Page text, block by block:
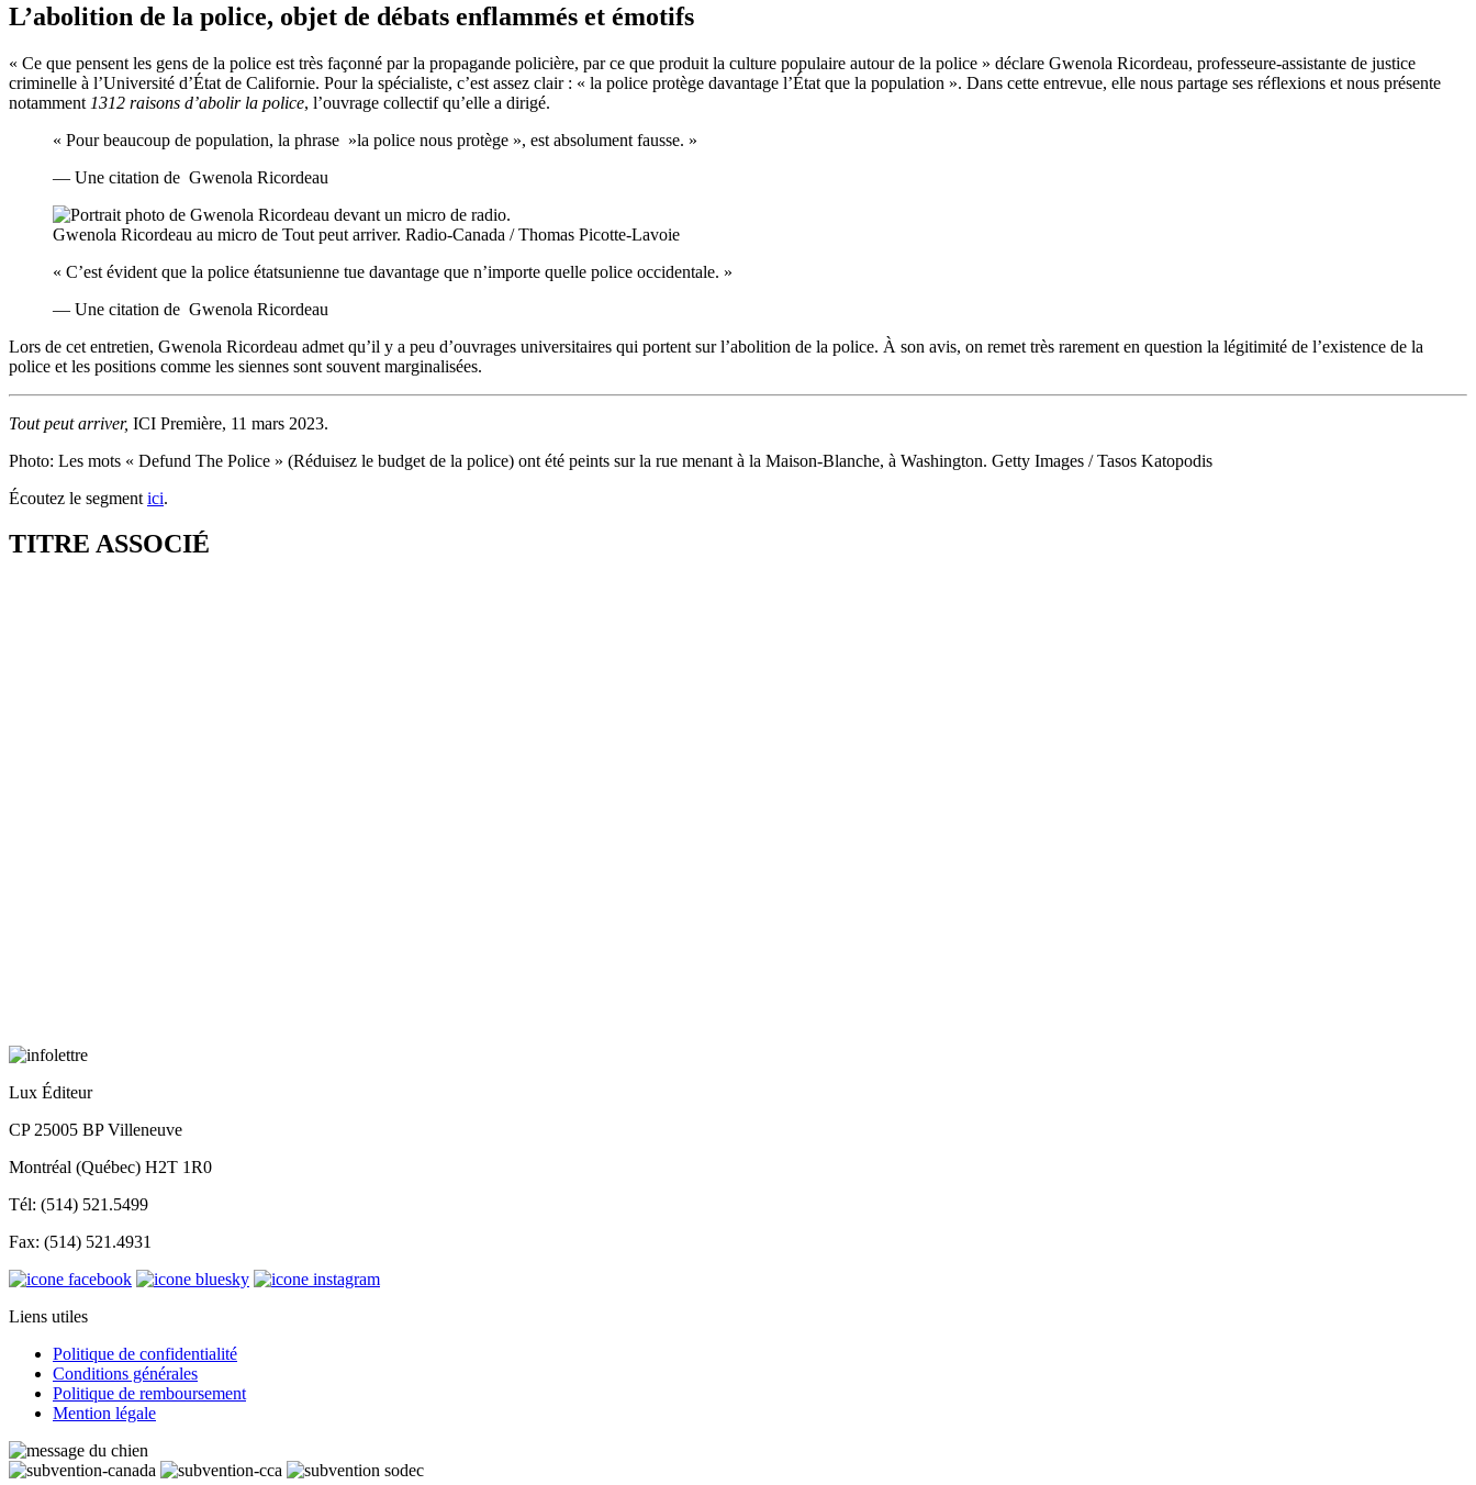
L’abolition de la police, objet de débats enflammés et émotifs
« Ce que pensent les gens de la police est très façonné par la propagande policière, par ce que produit la culture populaire autour de la police » déclare Gwenola Ricordeau, professeure-assistante de justice
criminelle à l’Université d’État de Californie. Pour la spécialiste, c’est assez clair : « la police protège davantage l’État que la population ». Dans cette entrevue, elle nous partage ses réflexions et nous présente
notamment 1312 raisons d’abolir la police, l’ouvrage collectif qu’elle a dirigé.
« Pour beaucoup de population, la phrase »la police nous protège », est absolument fausse. »
— Une citation de Gwenola Ricordeau
Gwenola Ricordeau au micro de Tout peut arriver. Radio-Canada / Thomas Picotte-Lavoie
« C’est évident que la police étatsunienne tue davantage que n’importe quelle police occidentale. »
— Une citation de Gwenola Ricordeau
Lors de cet entretien, Gwenola Ricordeau admet qu’il y a peu d’ouvrages universitaires qui portent sur l’abolition de la police. À son avis, on remet très rarement en question la légitimité de l’existence de la
police et les positions comme les siennes sont souvent marginalisées.
Tout peut arriver, ICI Première, 11 mars 2023.
Photo: Les mots « Defund The Police » (Réduisez le budget de la police) ont été peints sur la rue menant à la Maison-Blanche, à Washington. Getty Images / Tasos Katopodis
Écoutez le segment ici.
TITRE ASSOCIÉ
Lux Éditeur
CP 25005 BP Villeneuve
Montréal (Québec) H2T 1R0
Tél: (514) 521.5499
Fax: (514) 521.4931
Liens utiles
Politique de confidentialité
Conditions générales
Politique de remboursement
Mention légale